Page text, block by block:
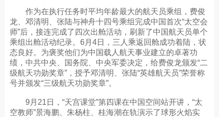
作为在执行任务时平均年龄最大的航天员乘组，费俊
龙、邓清明、张陆与神舟十四号乘组完成中国首次“太空会
师”后，接连完成了四次出舱活动，刷新了中国航天员单个
乘组出舱活动纪录。6月4日，三人乘返回舱成功着陆，状
态良好。为褒奖他们为中国载人航天事业建立的卓著功
绩，中共中央、国务院、中央军委决定，给费俊龙颁发“二
级航天功勋奖章”，授予邓清明、张陆“英雄航天员”荣誉称
号并颁发“三级航天功勋奖章”。
9月21日，“天宫课堂”第四课在中国空间站开讲，“太
空教师”景海鹏、朱杨柱、桂海潮在轨演示了球形火焰实